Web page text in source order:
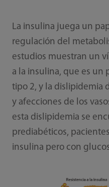
La insulina juega un
regulación del
estudios muestran un
a la insulina, que es un
tipo 2, y la dislipidemia
y afecciones de los
esta dislipidemia se
prediabéticos,
insulina pero con